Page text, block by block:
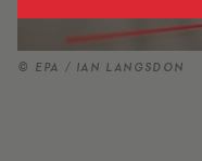
© EPA / IAN LANGSDON